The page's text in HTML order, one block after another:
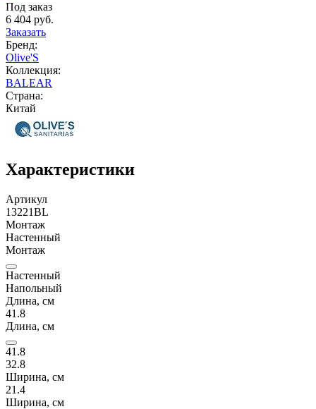
Под заказ
6 404 руб.
Заказать
Бренд:
Olive'S
Коллекция:
BALEAR
Страна:
Китай
Характеристики
Артикул
13221BL
Монтаж
Настенный
Монтаж
Настенный
Напольный
Длина, см
41.8
Длина, см
41.8
32.8
Ширина, см
21.4
Ширина, см